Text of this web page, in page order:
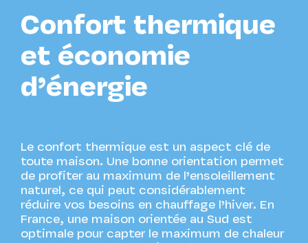
Confort thermique
et économie
d’énergie
Le confort thermique est un aspect clé de
toute maison. Une bonne orientation permet
de profiter au maximum de l’ensoleillement
naturel, ce qui peut considérablement
réduire vos besoins en chauffage l’hiver. En
France, une maison orientée au Sud est
optimale pour capter le maximum de chaleur